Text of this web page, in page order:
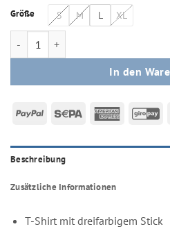
Größe S M L XL
Mountains - Schwarz Menge
In den
PayPal Sepa
American
Beschreibung
Zusätzliche Informationen
T-Shirt mit dreifarbigem Stick